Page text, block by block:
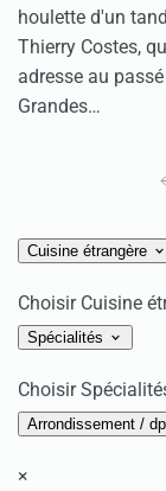
houlette d'un
Thierry Costes,
adresse au
Grandes…
Cuisine étrangère
Choisir Cuisine
Spécialités
Choisir
Arrondissement /
×